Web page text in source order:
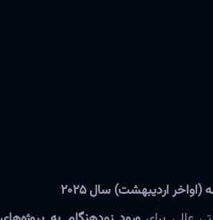
اردیبهشت) سال ۲۰۲۵